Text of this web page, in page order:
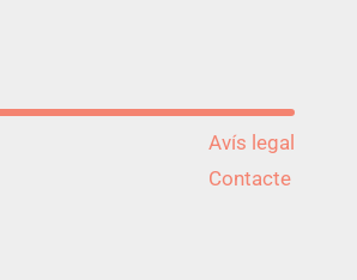
Avís legal
Contacte